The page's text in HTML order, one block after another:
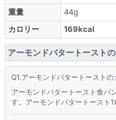
重量
44g
カロリー
169kcal
アーモンドバタートースト
アーモンドバタートーストの
アーモンドバタートースト食パ
す。アーモンドバタートースト